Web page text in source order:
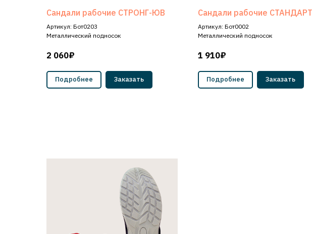
Сандали рабочие СТРОНГ-ЮВ
Артикул: Бот0203
Металлический подносок
2 060₽
Подробнее Заказать
Сандали рабочие
Артикул: Бот0002
Металлический подносок
1 910₽
Подробнее Заказать